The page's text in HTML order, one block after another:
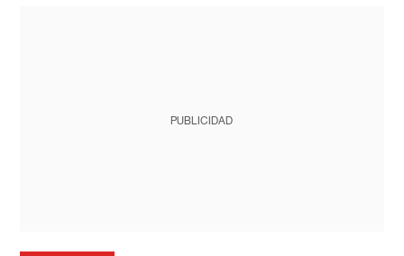
PUBLICIDAD